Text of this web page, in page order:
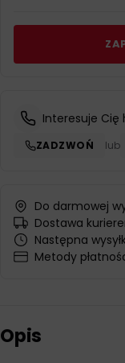
Interesuje Cię
ZADZWOŃ lub
Do darmowej
Dostawa
Następna
Metody
Opis